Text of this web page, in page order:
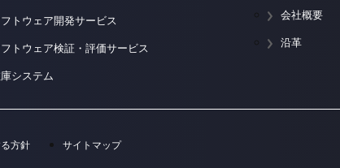
フトウェア開発サービス
フトウェア検証・評価サービス
システム
会社概要
沿革
方針 サイトマップ